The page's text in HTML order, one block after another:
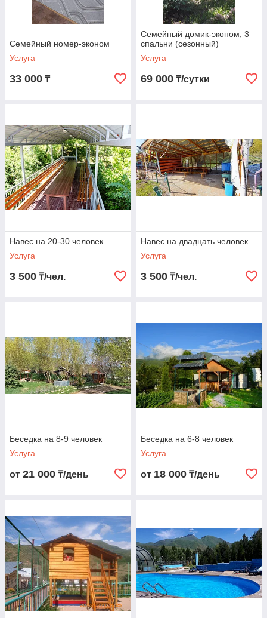
Семейный номер-эконом
Услуга
33 000 ₸
Семейный домик-эконом, 3
спальни (сезонный)
Услуга
69 000 ₸/сутки
Навес на 20-30 человек
Услуга
3 500 ₸/чел.
Навес на двадцать человек
Услуга
3 500 ₸/чел.
Беседка на 8-9 человек
Услуга
от 21 000 ₸/день
Беседка на 6-8 человек
Услуга
от 18 000 ₸/день